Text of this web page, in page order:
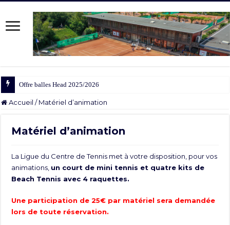
Offre balles Head 2025/2026
Accueil / Matériel d’animation
Matériel d’animation
La Ligue du Centre de Tennis met à votre disposition, pour vos
animations, un court de mini tennis et quatre kits de
Beach Tennis avec 4 raquettes.
Une participation de 25€ par matériel sera demandée
lors de toute réservation.